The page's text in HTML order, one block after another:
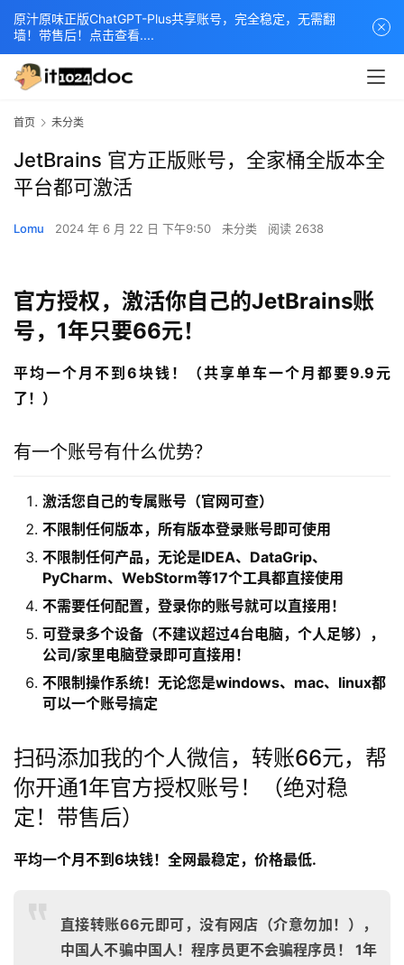
首页 未分类
JetBrains 官方正版账号，全家桶全版本全
平台都可激活
Lomu 2024 年 6 月 22 日 下午9:50 未分类 阅读 2638
官方授权，激活你自己的JetBrains账
号，1年只要66元！
平均一个月不到6块钱！（共享单车一个月都要9.9元
了！）
有一个账号有什么优势？
激活您自己的专属账号（官网可查）
不限制任何版本，所有版本登录账号即可使用
不限制任何产品，无论是IDEA、DataGrip、
PyCharm、WebStorm等17个工具都直接使用
不需要任何配置，登录你的账号就可以直接用！
可登录多个设备（不建议超过4台电脑，个人足够），
公司/家里电脑登录即可直接用！
不限制操作系统！无论您是windows、mac、linux都
可以一个账号搞定
扫码添加我的个人微信，转账66元，帮
你开通1年官方授权账号！（绝对稳
定！带售后）
平均一个月不到6块钱！全网最稳定，价格最低.
直接转账66元即可，没有网店（介意勿加！），
中国人不骗中国人！程序员更不会骗程序员！ 1年
原汁原味正版ChatGPT-Plus共享账号，完全稳定，无需翻
墙！带售后！点击查看....